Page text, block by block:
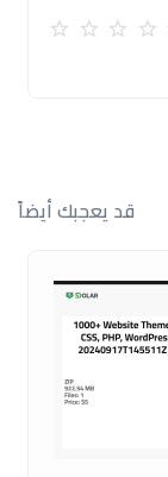
قد يعجبك أيضاً